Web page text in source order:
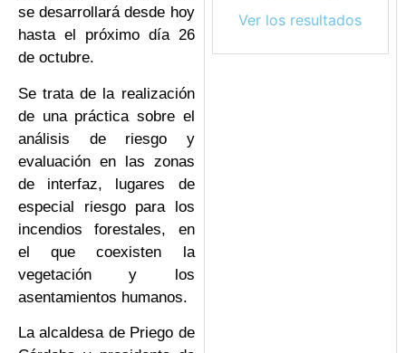
se desarrollará desde hoy
hasta el próximo día 26
de octubre.
Se trata de la realización
de una práctica sobre el
análisis de riesgo y
evaluación en las zonas
de interfaz, lugares de
especial riesgo para los
incendios forestales, en
el que coexisten la
vegetación y los
asentamientos humanos.
La alcaldesa de Priego de
Ver los resultados